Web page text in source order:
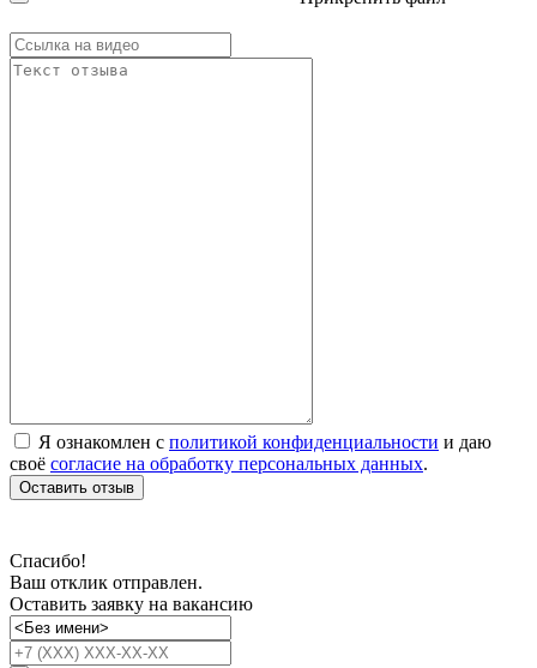
Я ознакомлен с политикой конфиденциальности и даю
своё согласие на обработку персональных данных.
Оставить отзыв
Спасибо!
Ваш отклик отправлен.
Оставить заявку на вакансию